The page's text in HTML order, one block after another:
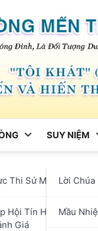
Thi Sứ Mạng
Hội Tín Hữu Mến
Giá
SUY NIỆM
Lời Chúa
Mầu